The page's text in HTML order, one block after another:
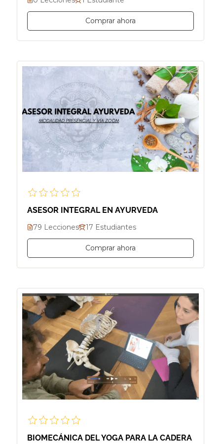
Comprar ahora
ASESOR INTEGRAL EN AYURVEDA
79 Lecciones 17 Estudiantes
Comprar ahora
BIOMECÁNICA DEL YOGA PARA LA CADERA